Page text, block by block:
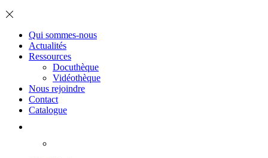
Qui sommes-nous
Actualités
Ressources
Docuthèque
Vidéothèque
Nous rejoindre
Contact
Catalogue